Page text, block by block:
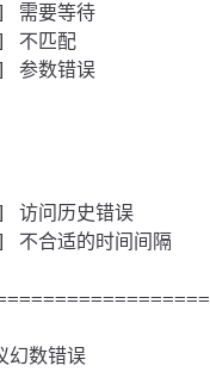
要等待
不匹配
数错误
问历史错误
合适的时间间隔
数错误